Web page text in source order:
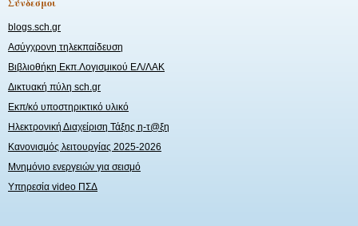
Σύνδεσμοι
blogs.sch.gr
Ασύγχρονη τηλεκπαίδευση
Βιβλιοθήκη Εκπ.Λογισμικού ΕΛ/ΛΑΚ
Δικτυακή πύλη sch.gr
Εκπ/κό υποστηρικτικό υλικό
Ηλεκτρονική Διαχείριση Τάξης η-τ@ξη
Κανονισμός λειτουργίας 2025-2026
Μνημόνιο ενεργειών για σεισμό
Υπηρεσία video ΠΣΔ